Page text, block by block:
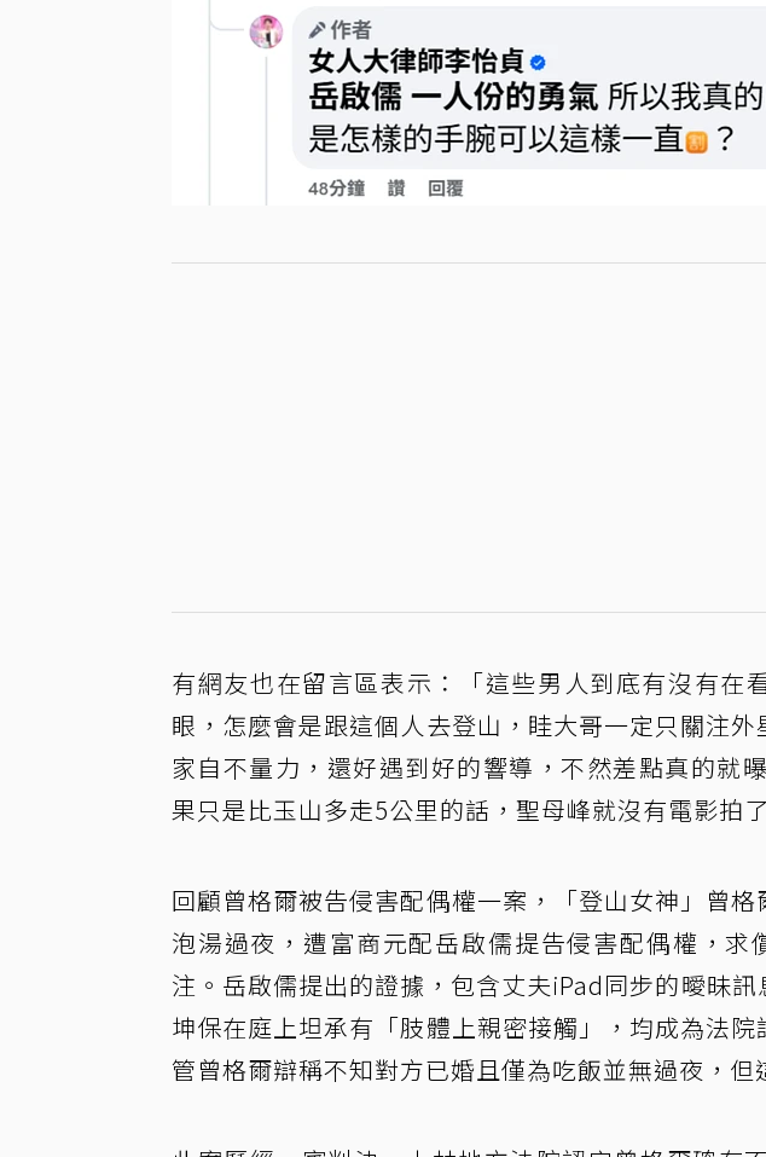
有網友也在留言區表示：「這些男人到底有沒有在
眼，怎麼會是跟這個人去登山，眭大哥一定只關注
家自不量力，還好遇到好的響導，不然差點真的就
果只是比玉山多走5公里的話，聖母峰就沒有電影拍
回顧曾格爾被告侵害配偶權一案，「登山女神」曾
泡湯過夜，遭富商元配岳啟儒提告侵害配偶權，求
注。岳啟儒提出的證據，包含丈夫iPad同步的曖昧
坤保在庭上坦承有「肢體上親密接觸」，均成為法
管曾格爾辯稱不知對方已婚且僅為吃飯並無過夜，但